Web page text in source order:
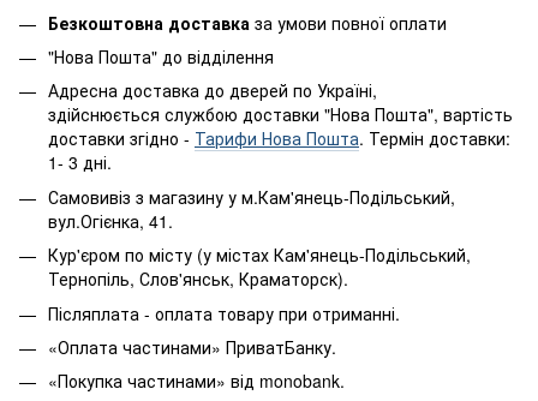
Безкоштовна доставка за умови повної оплати
"Нова Пошта" до відділення
Адресна доставка до дверей по Україні,
здійснюється службою доставки "Нова Пошта", вартість
доставки згідно - Тарифи Нова Пошта. Термін доставки:
1- 3 дні.
Самовивіз з магазину у м.Кам'янець-Подільський,
вул.Огієнка, 41.
Кур'єром по місту (у містах Кам'янець-Подільський,
Тернопіль, Слов'янськ, Краматорск).
Післяплата - оплата товару при отриманні.
«Оплата частинами» ПриватБанку.
«Покупка частинами» від monobank.